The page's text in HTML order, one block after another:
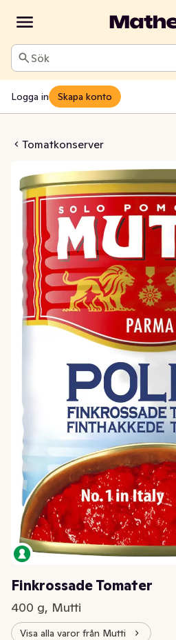
Sök
Logga in Skapa konto
Tomatkonserver
Tomater
Finkrossade Tomater
400 g, Mutti
Visa alla varor från Mutti